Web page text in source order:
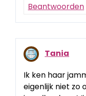
Beantwoorden
Tania
Ik ken haar
eigenlijk niet zo